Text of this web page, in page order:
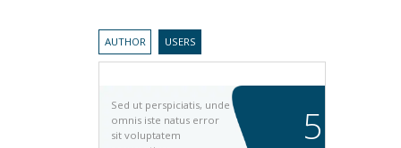
AUTHOR USERS
Sed ut perspiciatis, unde
omnis iste natus error
sit voluptatem
5